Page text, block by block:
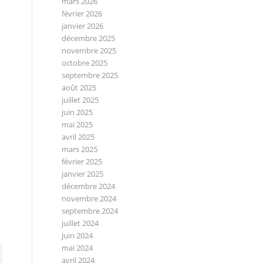
février 2026
janvier 2026
décembre 2025
novembre 2025
octobre 2025
septembre 2025
août 2025
juillet 2025
juin 2025
mai 2025
avril 2025
mars 2025
février 2025
janvier 2025
décembre 2024
novembre 2024
septembre 2024
juillet 2024
juin 2024
mai 2024
avril 2024